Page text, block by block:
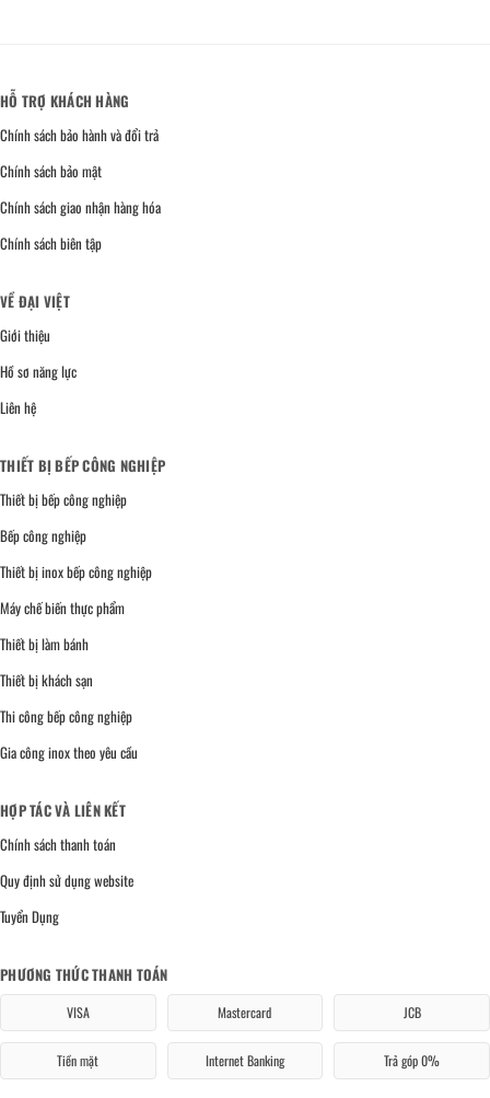
HỖ TRỢ KHÁCH HÀNG
Chính sách bảo hành và đổi trả
Chính sách bảo mật
Chính sách giao nhận hàng hóa
Chính sách biên tập
VỀ ĐẠI VIỆT
Giới thiệu
Hồ sơ năng lực
Liên hệ
THIẾT BỊ BẾP CÔNG NGHIỆP
Thiết bị bếp công nghiệp
Bếp công nghiệp
Thiết bị inox bếp công nghiệp
Máy chế biến thực phẩm
Thiết bị làm bánh
Thiết bị khách sạn
Thi công bếp công nghiệp
Gia công inox theo yêu cầu
HỢP TÁC VÀ LIÊN KẾT
Chính sách thanh toán
Quy định sử dụng website
Tuyển Dụng
PHƯƠNG THỨC THANH TOÁN
VISA Mastercard JCB
Tiền mặt Internet Banking Trả góp 0%